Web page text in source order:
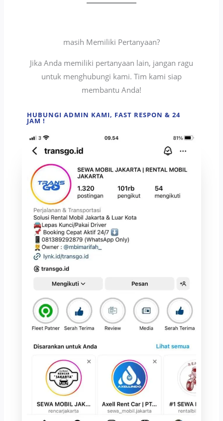
masih Memiliki Pertanyaan?
Jika Anda memiliki pertanyaan lain, jangan ragu
untuk menghubungi kami. Tim kami siap
membantu Anda!
HUBUNGI ADMIN KAMI, FAST RESPON & 24
JAM !